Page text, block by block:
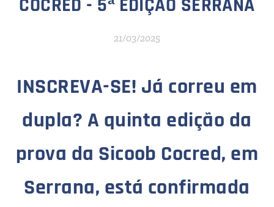
COCRED - 5ª EDIÇÃO SERRANA
21/03/2025
INSCREVA-SE! Já correu em
dupla? A quinta edição da
prova da Sicoob Cocred, em
Serrana, está confirmada